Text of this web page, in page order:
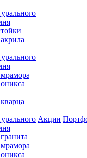
Акции